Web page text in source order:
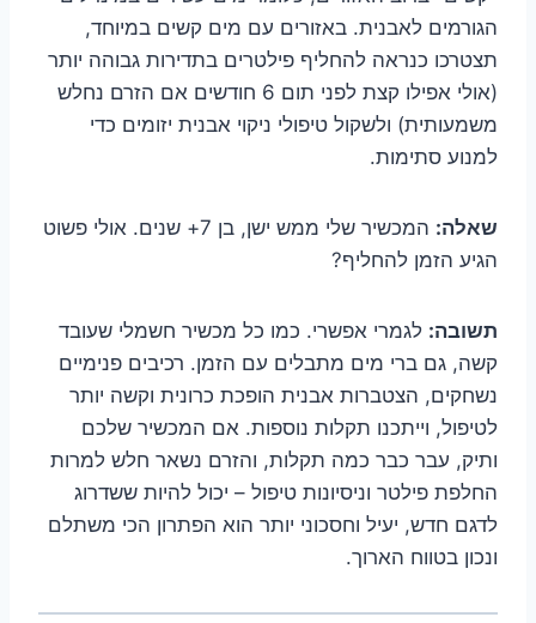
הגורמים לאבנית. באזורים עם מים קשים במיוחד,
תצטרכו כנראה להחליף פילטרים בתדירות גבוהה יותר
(אולי אפילו קצת לפני תום 6 חודשים אם הזרם נחלש
משמעותית) ולשקול טיפולי ניקוי אבנית יזומים כדי
למנוע סתימות.
שאלה:
המכשיר שלי ממש ישן, בן 7+ שנים. אולי פשוט
הגיע הזמן להחליף?
תשובה: לגמרי אפשרי. כמו כל מכשיר חשמלי שעובד
קשה, גם ברי מים מתבלים עם הזמן. רכיבים פנימיים
נשחקים, הצטברות אבנית הופכת כרונית וקשה יותר
לטיפול, וייתכנו תקלות נוספות. אם המכשיר שלכם
ותיק, עבר כבר כמה תקלות, והזרם נשאר חלש למרות
החלפת פילטר וניסיונות טיפול – יכול להיות ששדרוג
לדגם חדש, יעיל וחסכוני יותר הוא הפתרון הכי משתלם
ונכון בטווח הארוך.